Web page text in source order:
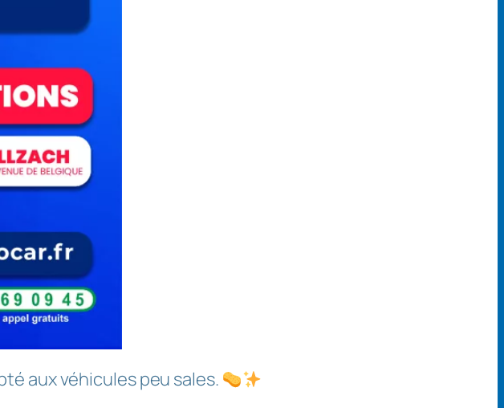
aux véhicules peu sales.